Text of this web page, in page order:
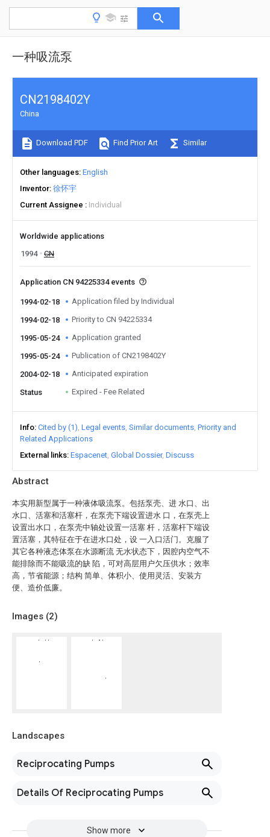
一种吸流泵
Abstract
本实用新型属于一种液体吸流泵。包括泵壳、进 水口、出
水口、活塞和活塞杆，在泵壳下端设置进水 口，在泵壳上
设置出水口，在泵壳中轴处设置一活塞 杆，活塞杆下端设
置活塞，其特征在于在进水口处，设 一入口活门。克服了
其它各种液态体泵在水源断流 无水状态下，因腔内空气不
能排除而不能吸流的缺 陷，可对高层用户欠压供水；效率
高，节省能源；结构 简单、体积小、使用灵活、安装方
便、造价低廉。
Images (2)
Landscapes
Reciprocating Pumps
Details Of Reciprocating Pumps
Show more
CN2198402Y
China
Download PDF Find Prior Art Similar
Other languages English
Inventor 徐怀宇
Current Assignee
Individual
Worldwide applications
1994
CN
Application CN 94225334 events
1994-02-18 Application filed by Individual
1994-02-18 Priority to CN 94225334
1995-05-24 Application granted
1995-05-24 Publication of CN2198402Y
2004-02-18 Anticipated expiration
Status Expired - Fee Related
Info Cited by (1) Legal events Similar documents Priority and
Related Applications
External links Espacenet Global Dossier Discuss